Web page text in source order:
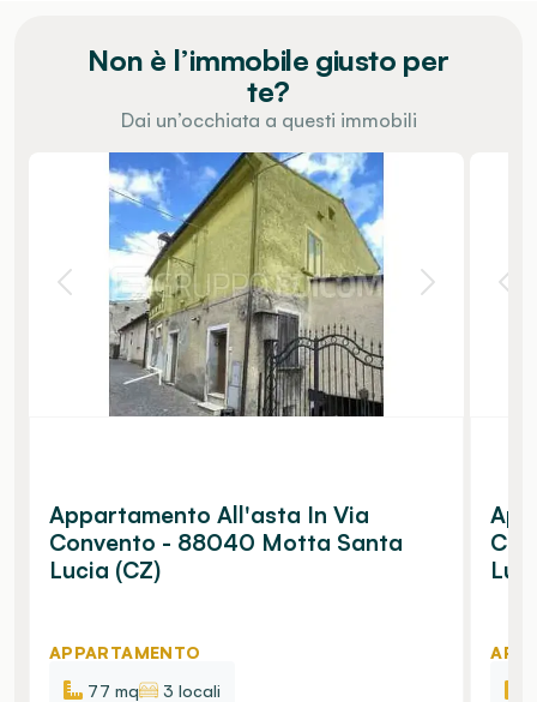
Non è l’immobile giusto per
te?
Dai un’occhiata a questi immobili
Appartamento All'asta In Via
Convento - 88040 Motta Santa
Lucia (CZ)
APPARTAMENTO
77 mq
3 locali